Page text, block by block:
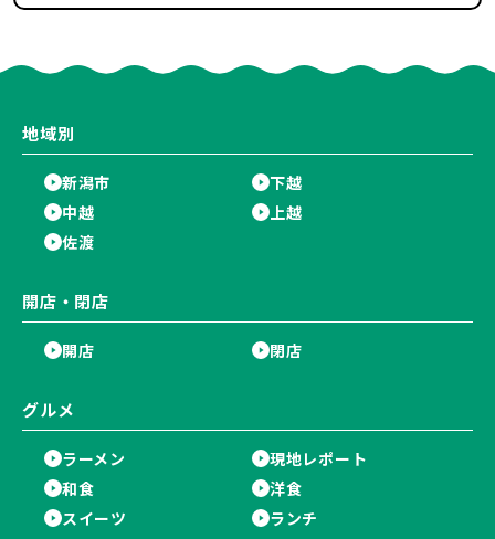
地域別
新潟市
下越
中越
上越
佐渡
開店・閉店
開店 閉店
グルメ
ラーメン
現地レポート
和食
洋食
スイーツ
ランチ